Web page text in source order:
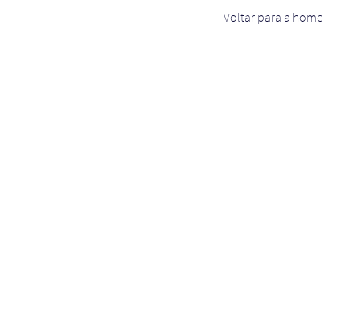
Voltar para a home